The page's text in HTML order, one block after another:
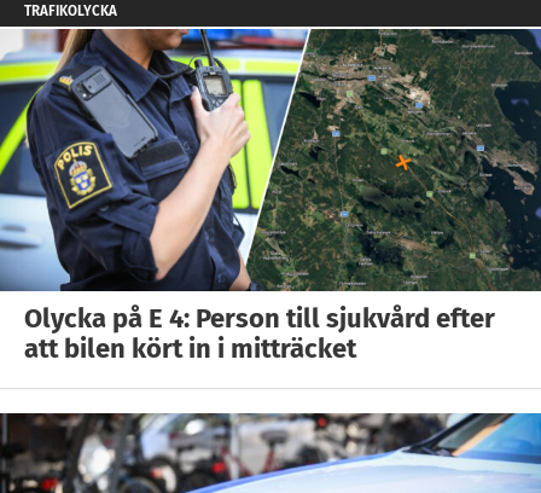
TRAFIKOLYCKA
Olycka på E 4: Person till sjukvård efter
att bilen kört in i mitträcket